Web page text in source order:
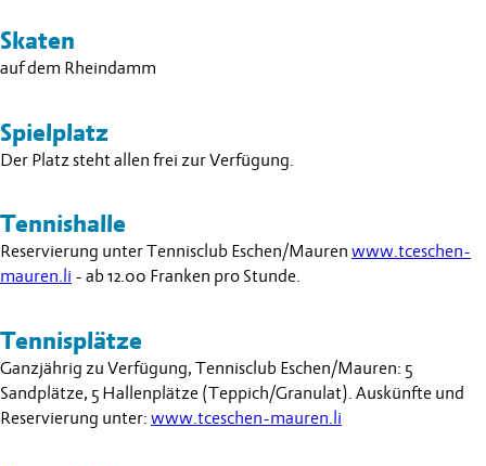
Skaten
auf dem Rheindamm
Spielplatz
Der Platz steht allen frei zur Verfügung.
Tennishalle
Reservierung unter Tennisclub Eschen/Mauren www.tceschen-
mauren.li - ab 12.00 Franken pro Stunde.
Tennisplätze
Ganzjährig zu Verfügung, Tennisclub Eschen/Mauren: 5
Sandplätze, 5 Hallenplätze (Teppich/Granulat). Auskünfte und
Reservierung unter: www.tceschen-mauren.li